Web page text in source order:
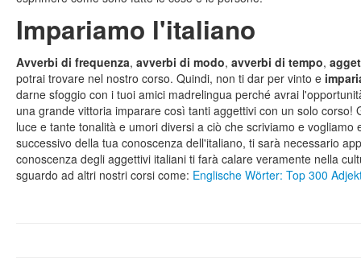
Impariamo l'italiano
Avverbi di frequenza, avverbi di modo, avverbi di tempo,
potrai trovare nel nostro corso. Quindi, non ti dar per vinto e
darne sfoggio con i tuoi amici madrelingua perché avrai
una grande vittoria imparare così tanti aggettivi con un solo
luce e tante tonalità e umori diversi a ciò che scriviamo e
successivo della tua conoscenza dell'italiano, ti sarà necessario
conoscenza degli aggettivi italiani ti farà calare veramente nella
sguardo ad altri nostri corsi come: Englische Wörter: Top 300